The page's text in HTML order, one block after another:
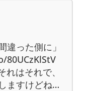
違った側に」
80UCzKlStV
はそれで、
ますけどね…